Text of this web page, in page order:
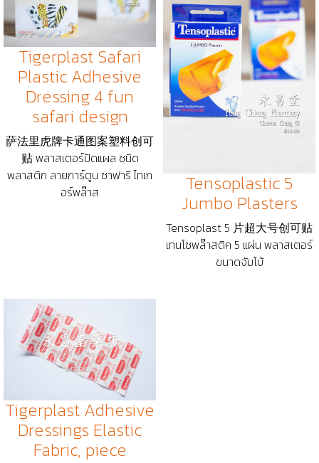
Tigerplast Safari
Plastic Adhesive
Dressing 4 fun
safari design
萨法里虎牌卡通图案塑料创可
贴 พลาสเตอร์ปิดแผล ชนิด
พลาสติก ลายการ์ตูน ซาฟารี ไทเก
อร์พล๊าส
Tensoplastic 5
Jumbo Plasters
Tensoplast 5 片超大号创可贴
เทนโซพล๊าสติค 5 แผ่น พลาสเตอร์
ขนาดจัมโบ้
Tigerplast Adhesive
Dressings Elastic
Fabric, piece